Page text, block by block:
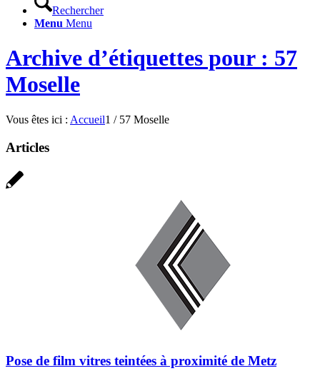
Rechercher
Menu Menu
Archive d’étiquettes pour : 57
Moselle
Vous êtes ici : Accueil1 / 57 Moselle
Articles
Pose de film vitres teintées à proximité de Metz